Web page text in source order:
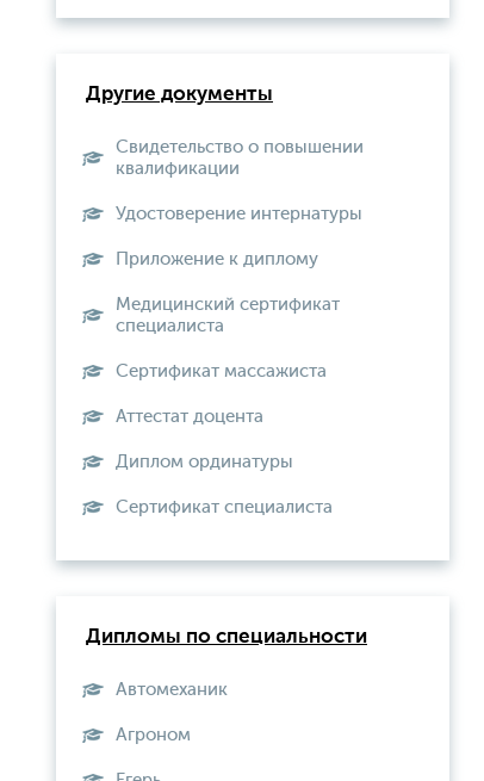
Другие документы
Свидетельство о повышении
квалификации
Удостоверение интернатуры
Приложение к диплому
Медицинский сертификат
специалиста
Сертификат массажиста
Аттестат доцента
Диплом ординатуры
Сертификат специалиста
Дипломы по специальности
Автомеханик
Агроном